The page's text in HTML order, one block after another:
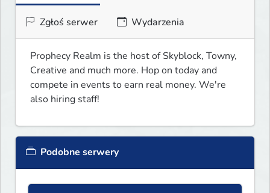
Zgłoś serwer Wydarzenia
Prophecy Realm is the host of Skyblock, Towny,
Creative and much more. Hop on today and
compete in events to earn real money. We're
also hiring staff!
Podobne serwery